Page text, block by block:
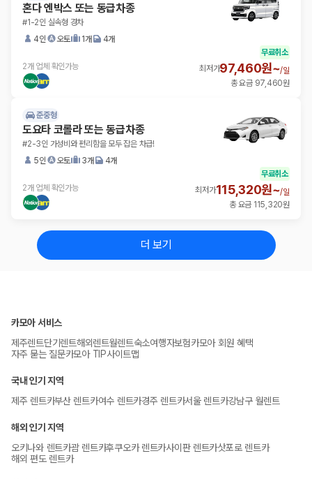
혼다 엔박스 또는 동급차종
#1-2인 실속형 경차
4인
오토 1개 4개
2개 업체 확인가능
무료취소
최저가97,460원~/일
총 요금 97,460원
준중형
도요타 코롤라 또는 동급차종
#2-3인 가성비와 편리함을 모두 잡은 차급!
5인
오토 3개 4개
2개 업체 확인가능
무료취소
최저가115,320원~/일
총 요금 115,320원
더 보기
카모아 서비스
제주렌트단기렌트해외렌트월렌트숙소여행자보험카모아 회원 혜택
자주 묻는 질문카모아 TIP사이트맵
국내 인기 지역
제주 렌트카부산 렌트카여수 렌트카경주 렌트카서울 렌트카강남구 월렌트
해외 인기 지역
오키나와 렌트카괌 렌트카후쿠오카 렌트카사이판 렌트카삿포로 렌트카
해외 편도 렌트카